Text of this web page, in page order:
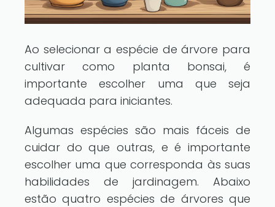
Ao selecionar a espécie de árvore para
cultivar como planta bonsai, é
importante escolher uma que seja
adequada para iniciantes.
Algumas espécies são mais fáceis de
cuidar do que outras, e é importante
escolher uma que corresponda às suas
habilidades de jardinagem. Abaixo
estão quatro espécies de árvores que